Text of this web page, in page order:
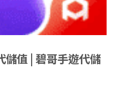
儲值 | 碧哥手遊代儲